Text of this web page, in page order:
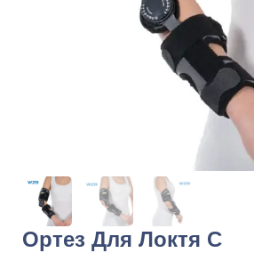
Ортез Для Локтя С